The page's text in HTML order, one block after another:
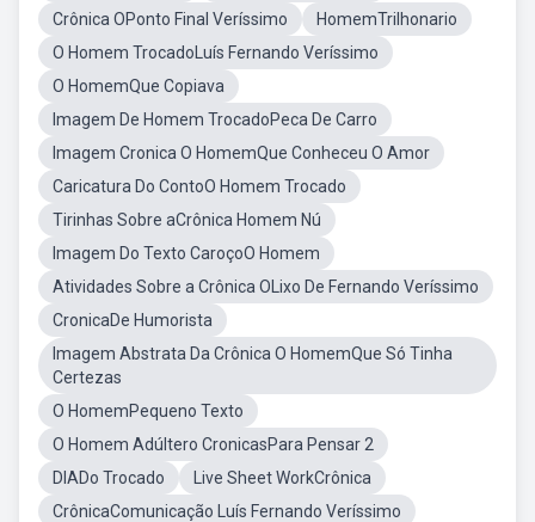
Crônica OPonto Final Veríssimo
HomemTrilhonario
O Homem TrocadoLuís Fernando Veríssimo
O HomemQue Copiava
Imagem De Homem TrocadoPeca De Carro
Imagem Cronica O HomemQue Conheceu O Amor
Caricatura Do ContoO Homem Trocado
Tirinhas Sobre aCrônica Homem Nú
Imagem Do Texto CaroçoO Homem
Atividades Sobre a Crônica OLixo De Fernando Veríssimo
CronicaDe Humorista
Imagem Abstrata Da Crônica O HomemQue Só Tinha
Certezas
O HomemPequeno Texto
O Homem Adúltero CronicasPara Pensar 2
DIADo Trocado
Live Sheet WorkCrônica
CrônicaComunicação Luís Fernando Veríssimo